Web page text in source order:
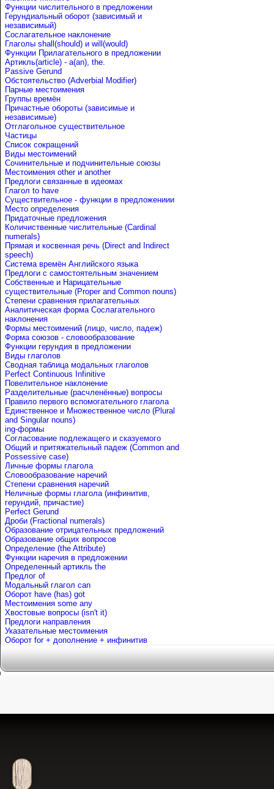
Функции числительного в предложении
Герундиальный оборот (зависимый и
независимый)
Сослагательное наклонение
Глаголы shall(should) и will(would)
Функции Прилагательного в предложении
Артикль(article) - a(an), the.
Passive Gerund
Обстоятельство (Adverbial Modifier)
Парные местоимения
Группы времён
Причастные обороты (зависимые и
независимые)
Отглагольное существительное
Частицы
Список сокращений
Виды местоимений
Сочинительные и подчинительные союзы
Местоимения other и another
Предлоги связанные в идеомах
Глагол to have
Существительное - функции в предложениии
Место определения
Придаточные предложения
Количиственные числительные (Cardinal
numerals)
Прямая и косвенная речь (Direct and Indirect
speech)
Система времён Английского языка
Предлоги с самостоятельным значением
Собственные и Нарицательные
cуществительные (Proper and Common nouns)
Степени сравнения прилагательных
Аналитическая форма Сослагательного
наклонения
Формы местоимений (лицо, число, падеж)
Форма союзов - словообразование
Функции герундия в предложении
Виды глаголов
Сводная таблица модальных глаголов
Perfect Continuous Infinitive
Повелительное наклонение
Разделительные (расчленённые) вопросы
Правило первого вспомогательного глагола
Единственное и Множественное число (Plural
and Singular nouns)
ing-формы
Согласование подлежащего и сказуемого
Общий и притяжательный падеж (Common and
Possessive case)
Личные формы глагола
Словообразование наречий
Степени сравнения наречий
Неличные формы глагола (инфинитив,
герундий, причастие)
Perfect Gerund
Дроби (Fractional numerals)
Образование отрицательных предложений
Образование общих вопросов
Определение (the Attribute)
Функции наречия в предложении
Определенный артикль the
Предлог of
Mодальный глагол can
Оборот have (has) got
Местоимения some any
Хвостовые вопросы (isn't it)
Предлоги направления
Указательные местоимения
Оборот for + дополнение + инфинитив